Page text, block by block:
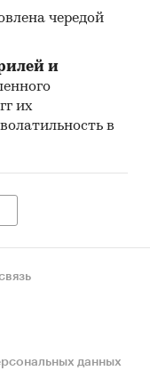
чередой
и
их
в
данных